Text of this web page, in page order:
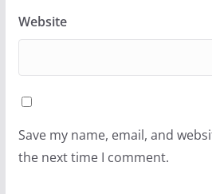
Website
Save my name, email, and
the next time I comment.